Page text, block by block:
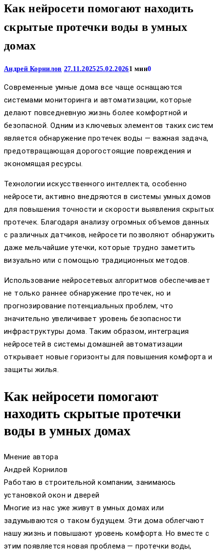
Как нейросети помогают находить
скрытые протечки воды в умных
домах
Андрей Корнилов 27.11.202525.02.20261 мин0
Современные умные дома все чаще оснащаются
системами мониторинга и автоматизации, которые
делают повседневную жизнь более комфортной и
безопасной. Одним из ключевых элементов таких систем
является обнаружение протечек воды — важная задача,
предотвращающая дорогостоящие повреждения и
экономящая ресурсы.
Технологии искусственного интеллекта, особенно
нейросети, активно внедряются в системы умных домов
для повышения точности и скорости выявления скрытых
протечек. Благодаря анализу огромных объемов данных
с различных датчиков, нейросети позволяют обнаружить
даже мельчайшие утечки, которые трудно заметить
визуально или с помощью традиционных методов.
Использование нейросетевых алгоритмов обеспечивает
не только раннее обнаружение протечек, но и
прогнозирование потенциальных проблем, что
значительно увеличивает уровень безопасности
инфраструктуры дома. Таким образом, интеграция
нейросетей в системы домашней автоматизации
открывает новые горизонты для повышения комфорта и
защиты жилья.
Как нейросети помогают
находить скрытые протечки
воды в умных домах
Мнение автора
Андрей Корнилов
Работаю в строительной компании, занимаюсь
установкой окон и дверей
Многие из нас уже живут в умных домах или
задумываются о таком будущем. Эти дома облегчают
нашу жизнь и повышают уровень комфорта. Но вместе с
этим появляется новая проблема — протечки воды,